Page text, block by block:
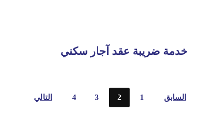
خدمة ضريبة عقد آجار سكني
السابق 1
2
3
4 التالي